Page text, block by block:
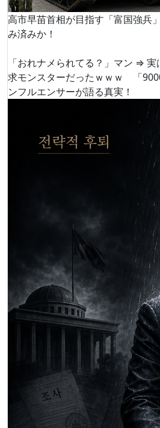
高市早苗首相が目指す「富国強兵
み済みか！
「おれナメられてる？」マン ⇒
求モンスターだったｗｗｗ 「
ンフルエンサーが語る真実！